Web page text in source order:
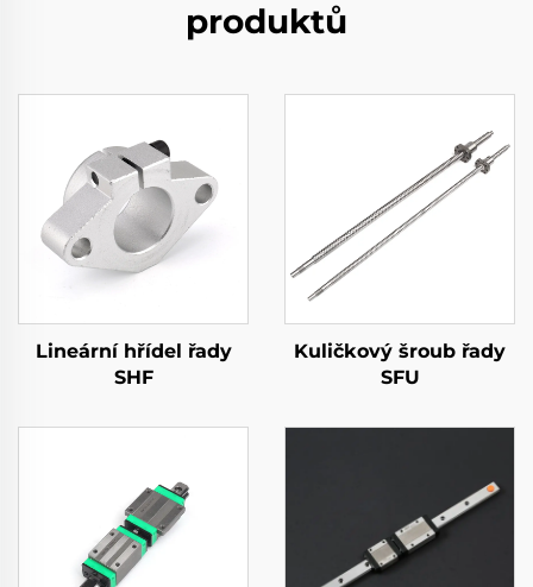
produktů
Lineární hřídel řady
SHF
Kuličkový šroub řady
SFU